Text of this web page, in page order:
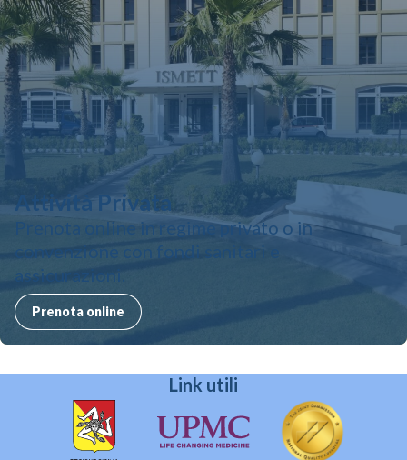
Attività Privata
Prenota online in regime privato o in
convenzione con fondi sanitari e
assicurazioni.
Prenota online
Link utili